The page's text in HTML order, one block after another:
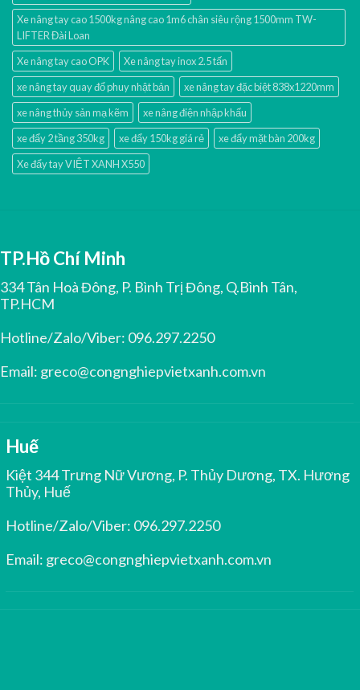
Xe nâng tay cao 1500kg nâng cao 1m6 chân siêu rộng 1500mm TW-
LIFTER Đài Loan
Xe nâng tay cao OPK
Xe nâng tay inox 2.5 tấn
xe nâng tay quay đổ phuy nhật bản
xe nâng tay đặc biệt 838x1220mm
xe nâng thủy sản mạ kẽm
xe nâng điện nhập khấu
xe đẩy 2 tầng 350kg
xe đẩy 150kg giá rẻ
xe đẩy mặt bàn 200kg
Xe đẩy tay VIỆT XANH X550
TP.Hồ Chí Minh
334 Tân Hoà Đông, P. Bình Trị Đông, Q.Bình Tân,
TP.HCM
Hotline/Zalo/Viber: 096.297.2250
Email: greco@congnghiepvietxanh.com.vn
Huế
Kiệt 344 Trưng Nữ Vương, P. Thủy Dương, TX. Hương
Thủy, Huế
Hotline/Zalo/Viber: 096.297.2250
Email: greco@congnghiepvietxanh.com.vn